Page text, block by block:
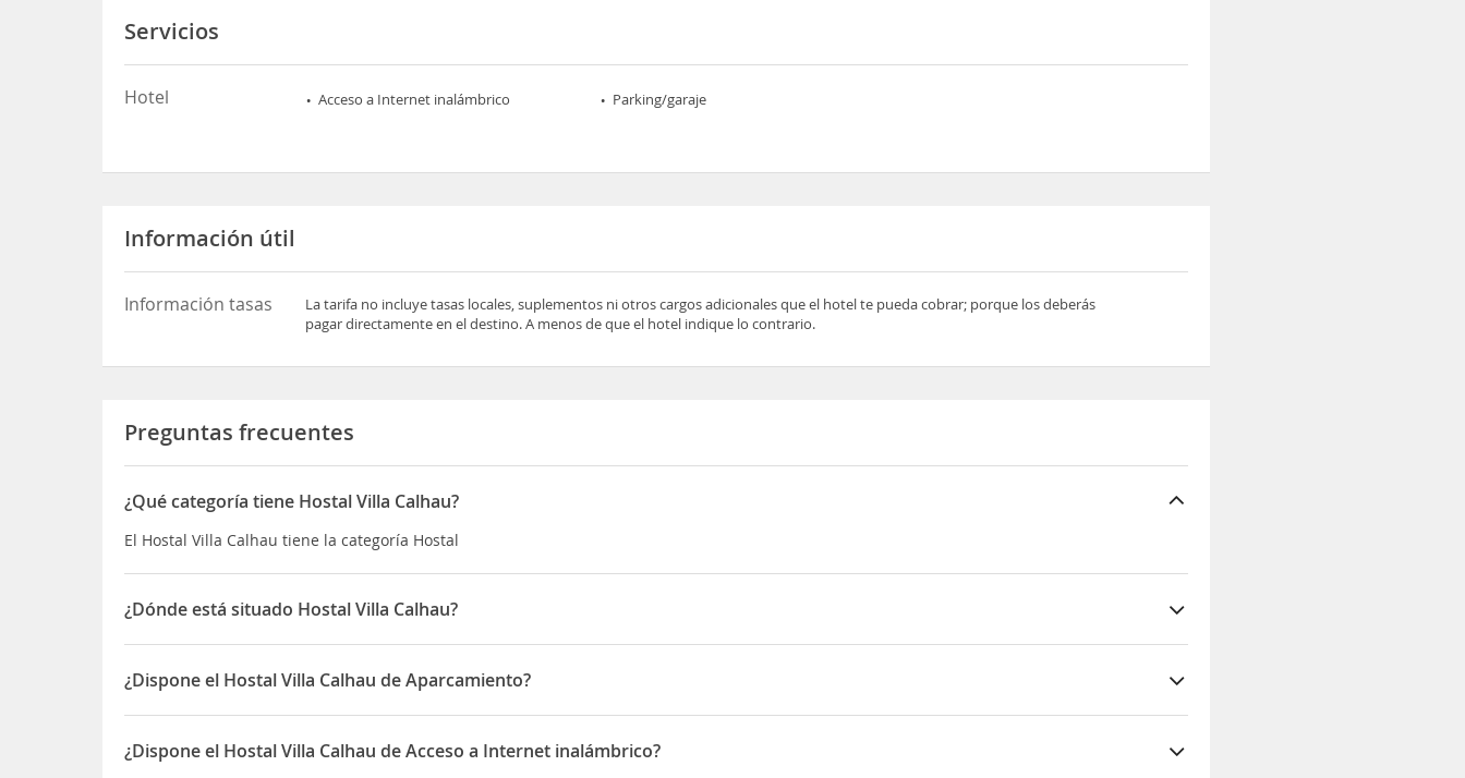
Servicios
Hotel Acceso a Internet inalámbrico Parking/garaje
Información útil
Información tasas
La tarifa no incluye tasas locales, suplementos ni otros cargos adicionales que el hotel te pueda cobrar; porque los deberás
pagar directamente en el destino. A menos de que el hotel indique lo contrario.
Preguntas frecuentes
¿Qué categoría tiene Hostal Villa Calhau?
El Hostal Villa Calhau tiene la categoría Hostal
¿Dónde está situado Hostal Villa Calhau?
El Hostal Villa Calhau está situado en Rua Carcaras, Quadra 2, Casa 01, A Parque Smithland - Calhau
¿Dispone el Hostal Villa Calhau de Aparcamiento?
Sí, el Hostal Villa Calhau dispone de Aparcamiento
¿Dispone el Hostal Villa Calhau de Acceso a Internet inalámbrico?